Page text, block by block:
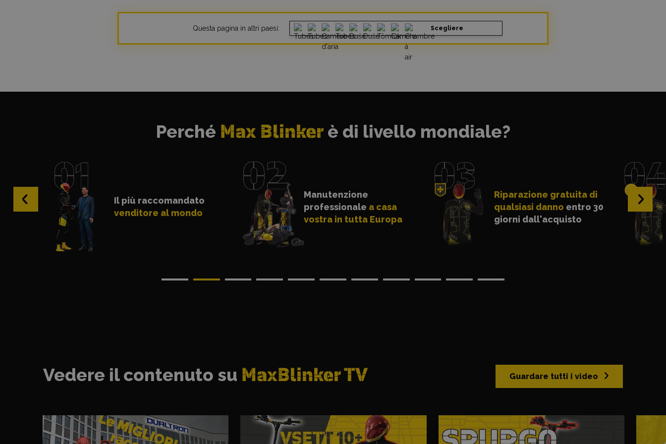
Questa pagina in altri paesi: Scegliere
Perché Max Blinkerè di livello mondiale?
Il più raccomandato
venditore al mondo
Manutenzione
professionale a casa
vostra in tutta Europa
Riparazione gratuita di
qualsiasi danno entro 30
giorni dall'acquisto
‹ ›
Guardare tutti i video
Vedere il contenuto su MaxBlinker TV